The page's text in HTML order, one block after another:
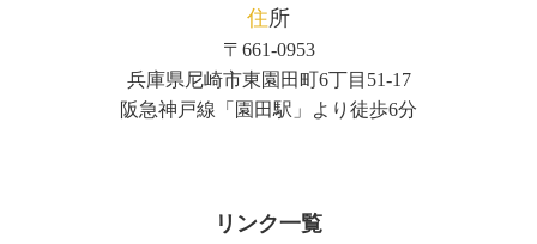
住所
〒661-0953
兵庫県尼崎市東園田町6丁目51-17
阪急神戸線「園田駅」より徒歩6分
リンク一覧